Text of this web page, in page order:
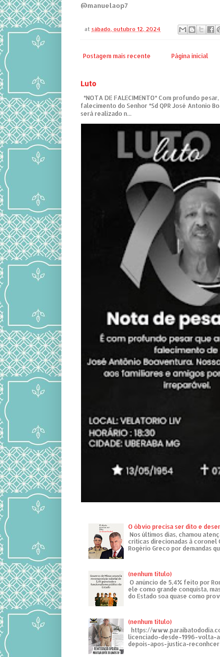
@manuelaop7
at sábado, outubro 12, 2024
Postagem mais recente Página inicial
Luto
*NOTA DE FALECIMENTO* Com profundo
falecimento do Senhor *Sd QPR José Antonio
será realizado n...
O óbvio precisa ser dito e
Nos últimos dias, chamou
críticas direcionadas à coronel
Rogério Greco por demandas
(nenhum título)
O anúncio de 5,4% feito por
ele como grande conquista,
do Estado soa quase como
(nenhum título)
https://
licenciado-desde-1996-volta-
depois-apos-justica-